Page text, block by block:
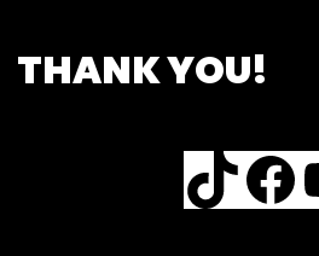
THANK YOU!
TikTok Facebook